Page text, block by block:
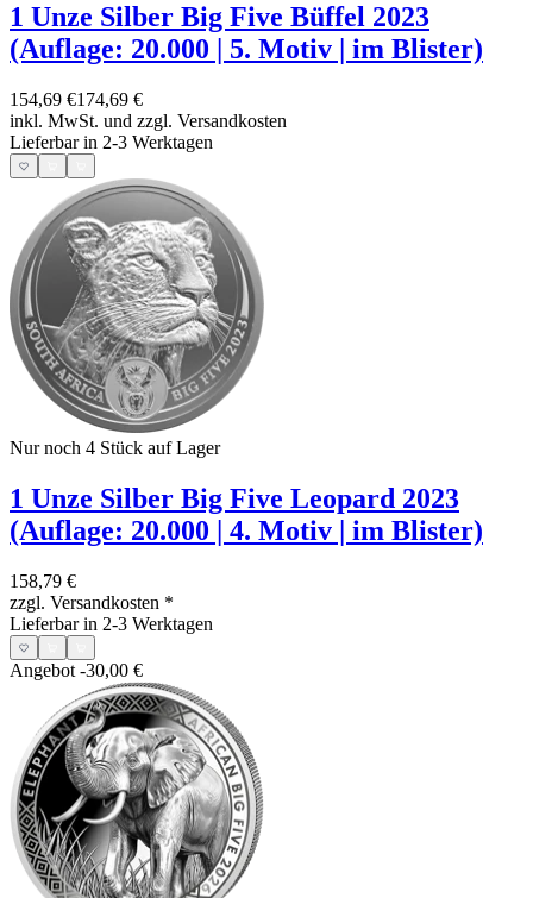
1 Unze Silber Big Five Büffel 2023
(Auflage: 20.000 | 5. Motiv | im Blister)
154,69 €174,69 €
inkl. MwSt. und zzgl. Versandkosten
Lieferbar in 2-3 Werktagen
Nur noch 4 Stück auf Lager
1 Unze Silber Big Five Leopard 2023
(Auflage: 20.000 | 4. Motiv | im Blister)
158,79 €
zzgl. Versandkosten *
Lieferbar in 2-3 Werktagen
Angebot -30,00 €